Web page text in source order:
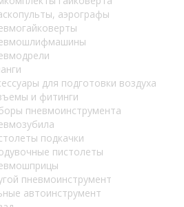
аэрографы
для подготовки воздуха
и фитинги
пневмоинструмента
подкачки
пистолеты
пневмоинструмент
автоинструмент